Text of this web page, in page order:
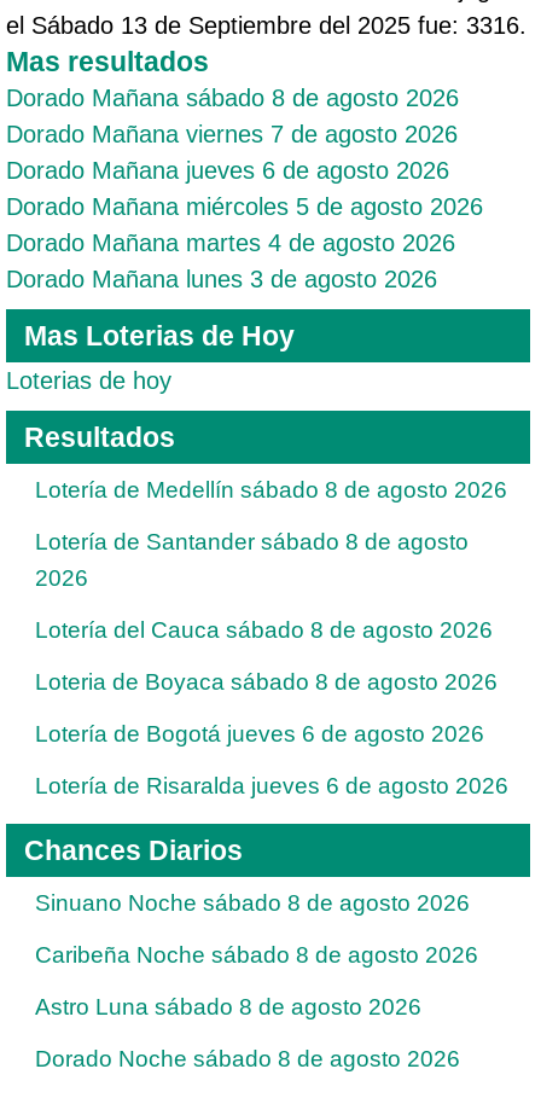
el Sábado 13 de Septiembre del 2025 fue: 3316.
Mas resultados
Dorado Mañana sábado 8 de agosto 2026
Dorado Mañana viernes 7 de agosto 2026
Dorado Mañana jueves 6 de agosto 2026
Dorado Mañana miércoles 5 de agosto 2026
Dorado Mañana martes 4 de agosto 2026
Dorado Mañana lunes 3 de agosto 2026
Mas Loterias de Hoy
Loterias de hoy
Resultados
Lotería de Medellín sábado 8 de agosto 2026
Lotería de Santander sábado 8 de agosto
2026
Lotería del Cauca sábado 8 de agosto 2026
Loteria de Boyaca sábado 8 de agosto 2026
Lotería de Bogotá jueves 6 de agosto 2026
Lotería de Risaralda jueves 6 de agosto 2026
Chances Diarios
Sinuano Noche sábado 8 de agosto 2026
Caribeña Noche sábado 8 de agosto 2026
Astro Luna sábado 8 de agosto 2026
Dorado Noche sábado 8 de agosto 2026